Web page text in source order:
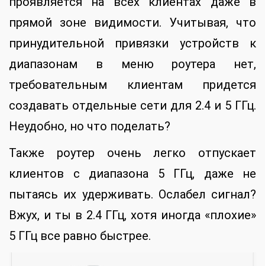
прямой зоне видимости. Учитывая, что
принудительной привязки устройств к
диапазонам в меню роутера нет,
требовательным клиентам придется
создавать отдельные сети для 2.4 и 5 ГГц.
Неудобно, но что поделать?
Также роутер очень легко отпускает
клиентов с диапазона 5 ГГц, даже не
пытаясь их удерживать. Ослабел сигнал?
Вжух, и ты в 2.4 ГГц, хотя иногда «плохие»
5 ГГц все равно быстрее.